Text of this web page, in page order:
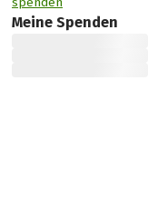
Meine Spenden